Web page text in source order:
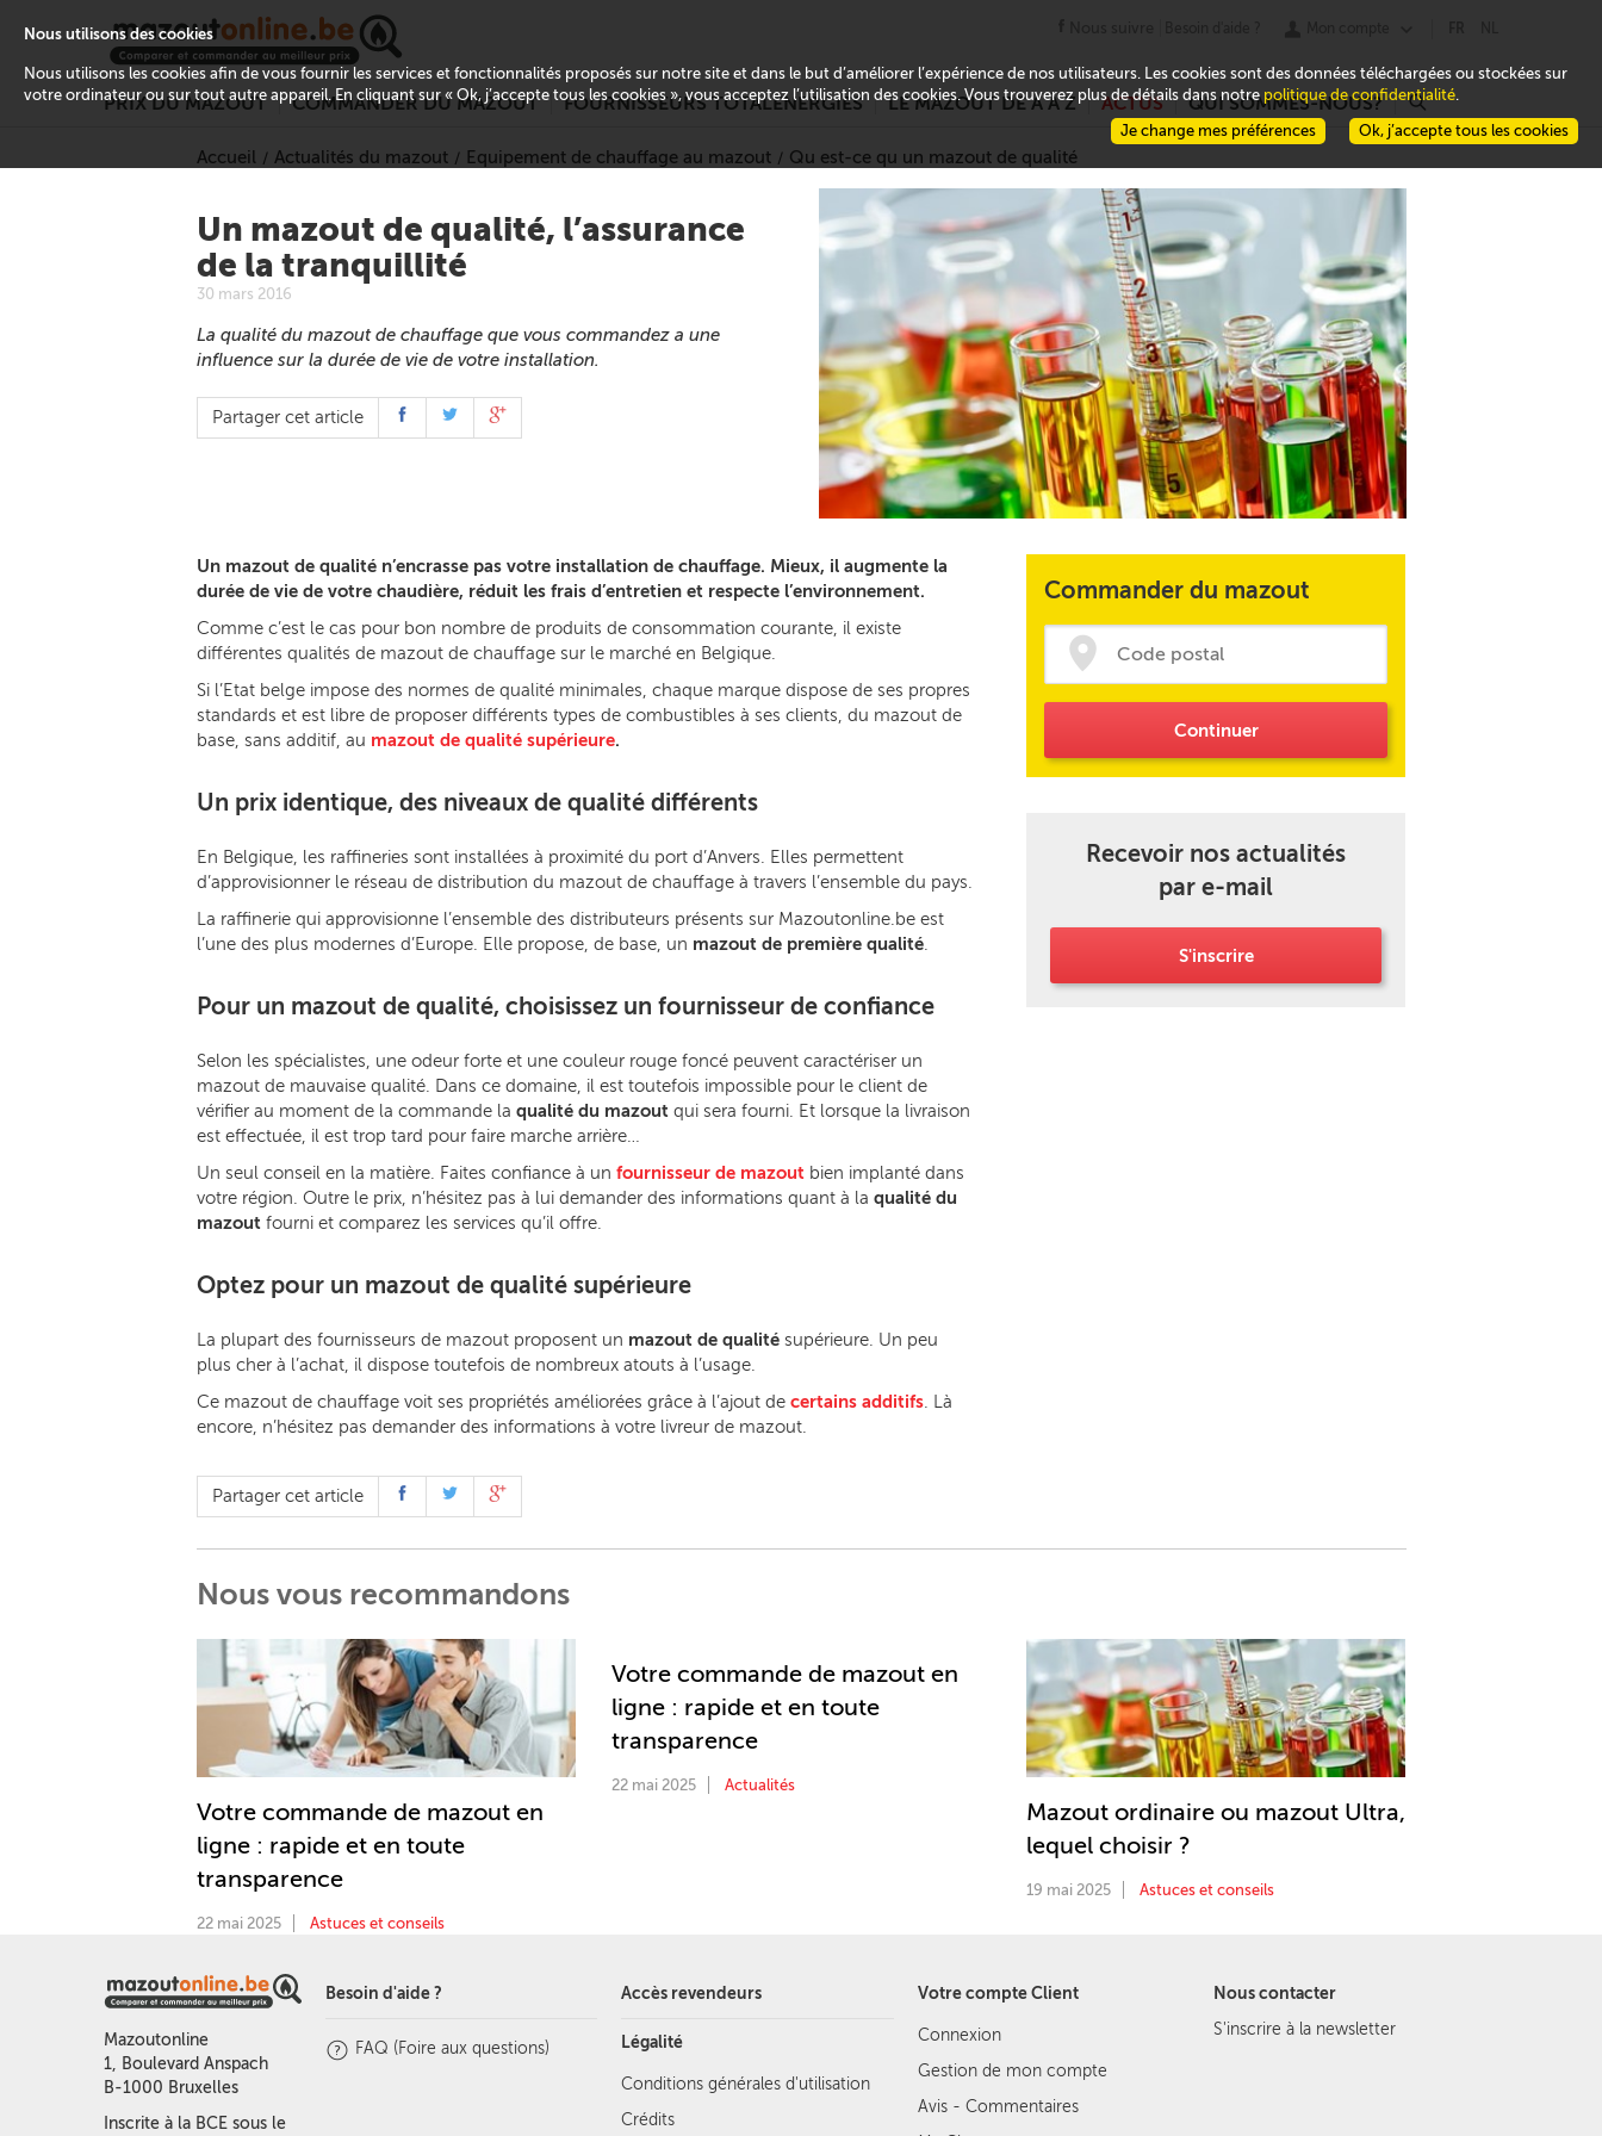
PRIX DU MAZOUT COMMANDER DU MAZOUT FOURNISSEURS TOTALENERGIES LE MAZOUT DE A À Z ACTUS QUI SOMMES-NOUS? r
Accueil Actualités du mazout Equipement de chauffage au mazout Qu est-ce qu un mazout de qualité
Un mazout de qualité, l’assurance
de la tranquillité
30 mars 2016
La qualité du mazout de chauffage que vous commandez a une
influence sur la durée de vie de votre installation.
Partager cet article
Un mazout de qualité n’encrasse pas votre installation de chauffage. Mieux, il augmente la
durée de vie de votre chaudière, réduit les frais d’entretien et respecte l’environnement.
Comme c’est le cas pour bon nombre de produits de consommation courante, il existe
différentes qualités de mazout de chauffage sur le marché en Belgique.
Si l’Etat belge impose des normes de qualité minimales, chaque marque dispose de ses propres
standards et est libre de proposer différents types de combustibles à ses clients, du mazout de
base, sans additif, au mazout de qualité supérieure.
Un prix identique, des niveaux de qualité différents
En Belgique, les raffineries sont installées à proximité du port d’Anvers. Elles permettent
d’approvisionner le réseau de distribution du mazout de chauffage à travers l’ensemble du pays.
La raffinerie qui approvisionne l’ensemble des distributeurs présents sur Mazoutonline.be est
l’une des plus modernes d’Europe. Elle propose, de base, un mazout de première qualité.
Pour un mazout de qualité, choisissez un fournisseur de confiance
Selon les spécialistes, une odeur forte et une couleur rouge foncé peuvent caractériser un
mazout de mauvaise qualité. Dans ce domaine, il est toutefois impossible pour le client de
vérifier au moment de la commande la qualité du mazoutqui sera fourni. Et lorsque la livraison
est effectuée, il est trop tard pour faire marche arrière…
Un seul conseil en la matière. Faites confiance à un fournisseur de mazoutbien implanté dans
votre région. Outre le prix, n’hésitez pas à lui demander des informations quant à la qualité du
mazoutfourni et comparez les services qu’il offre.
Optez pour un mazout de qualité supérieure
La plupart des fournisseurs de mazout proposent un mazout de qualitésupérieure. Un peu
plus cher à l’achat, il dispose toutefois de nombreux atouts à l’usage.
Ce mazout de chauffage voit ses propriétés améliorées grâce à l’ajout de certains additifs. Là
encore, n’hésitez pas demander des informations à votre livreur de mazout.
Partager cet article
Commander du mazout
Continuer
Recevoir nos actualités
par e-mail
S'inscrire
Nous vous recommandons
Votre commande de mazout en
ligne : rapide et en toute
transparence
22 mai 2025 Astuces et conseils
Votre commande de mazout en
ligne : rapide et en toute
transparence
22 mai 2025 Actualités
Mazout ordinaire ou mazout Ultra,
lequel choisir ?
19 mai 2025 Astuces et conseils
Mazoutonline
1, Boulevard Anspach
B-1000 Bruxelles
Inscrite à la BCE sous le
Besoin d'aide ?
FAQ (Foire aux questions)
Accès revendeurs
Légalité
Conditions générales d'utilisation
Crédits
Votre compte Client
Connexion
Gestion de mon compte
Avis - Commentaires
Nous contacter
S'inscrire à la newsletter
Nous utilisons des cookies
Nous utilisons les cookies afin de vous fournir les services et fonctionnalités proposés sur notre site et dans le but d’améliorer l’expérience de nos utilisateurs. Les cookies sont des données téléchargées ou stockées sur
votre ordinateur ou sur tout autre appareil. En cliquant sur « Ok, j’accepte tous les cookies », vous acceptez l’utilisation des cookies. Vous trouverez plus de détails dans notre politique de confidentialité.
Ok, j’accepte tous les cookies
Je change mes préférences